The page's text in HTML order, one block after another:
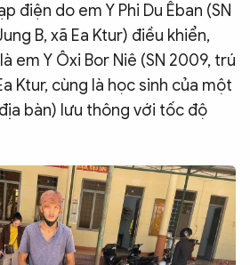
điện do em Y Phi Du Êban (SN
B, xã Ea Ktur) điều khiển,
em Y Ôxi Bor Niê (SN 2009, trú
Ktur, cùng là học sinh của một
bàn) lưu thông với tốc độ